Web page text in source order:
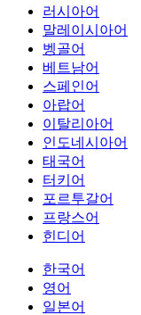
러시아어
말레이시아어
벵골어
베트남어
스페인어
아랍어
이탈리아어
인도네시아어
태국어
터키어
포르투갈어
프랑스어
힌디어
한국어
영어
일본어